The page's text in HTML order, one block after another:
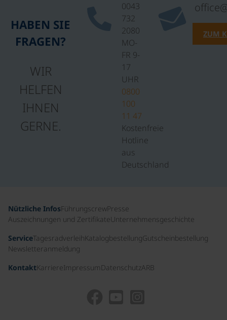
HABEN SIE
FRAGEN?
WIR
HELFEN
IHNEN
GERNE.
0043
732
2080
MO-
FR 9-
17
UHR
0800
100
11 47
Kostenfreie
Hotline
aus
Deutschland
ZUM
Nützliche InfosFührungscrewPresse
Auszeichnungen und ZertifikateUnternehmensgeschichte
ServiceTagesradverleihKatalogbestellungGutscheinbestellung
Newsletteranmeldung
KontaktKarriereImpressum DatenschutzARB